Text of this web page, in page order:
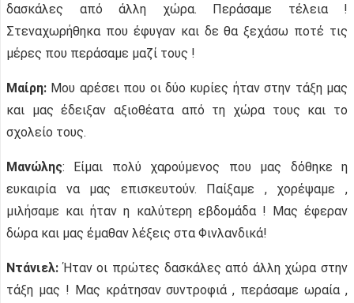
δασκάλες από άλλη χώρα. Περάσαμε τέλεια !
Στεναχωρήθηκα που έφυγαν και δε θα ξεχάσω ποτέ τις
μέρες που περάσαμε μαζί τους !
Μαίρη: Μου αρέσει που οι δύο κυρίες ήταν στην τάξη μας
και μας έδειξαν αξιοθέατα από τη χώρα τους και το
σχολείο τους.
Μανώλης: Είμαι πολύ χαρούμενος που μας δόθηκε η
ευκαιρία να μας επισκευτούν. Παίξαμε , χορέψαμε ,
μιλήσαμε και ήταν η καλύτερη εβδομάδα ! Μας έφεραν
δώρα και μας έμαθαν λέξεις στα Φινλανδικά!
Ντάνιελ: Ήταν οι πρώτες δασκάλες από άλλη χώρα στην
τάξη μας ! Μας κράτησαν συντροφιά , περάσαμε ωραία ,